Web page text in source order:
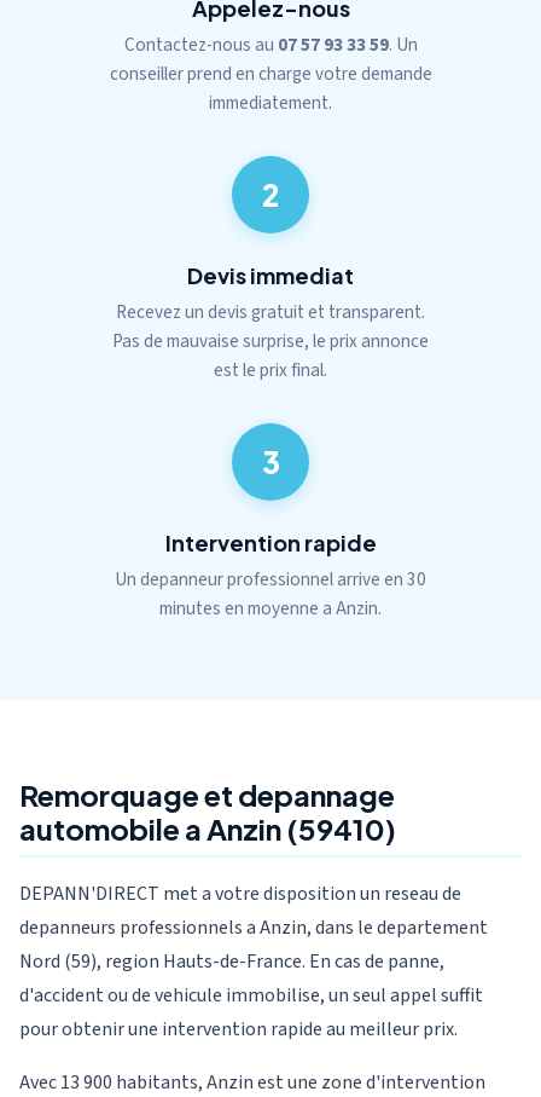
Appelez-nous
Contactez-nous au 07 57 93 33 59. Un
conseiller prend en charge votre demande
immediatement.
2
Devis immediat
Recevez un devis gratuit et transparent.
Pas de mauvaise surprise, le prix annonce
est le prix final.
3
Intervention rapide
Un depanneur professionnel arrive en 30
minutes en moyenne a Anzin.
Remorquage et depannage
automobile a Anzin (59410)
DEPANN'DIRECT met a votre disposition un reseau de
depanneurs professionnels a Anzin, dans le departement
Nord (59), region Hauts-de-France. En cas de panne,
d'accident ou de vehicule immobilise, un seul appel suffit
pour obtenir une intervention rapide au meilleur prix.
Avec 13 900 habitants, Anzin est une zone d'intervention